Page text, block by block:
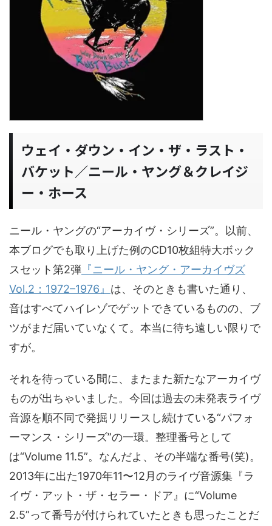
ウェイ・ダウン・イン・ザ・ラスト・
バケット／ニール・ヤング＆クレイジ
ー・ホース
ニール・ヤングの“アーカイヴ・シリーズ”。以前、
本ブログでも取り上げた例のCD10枚組特大ボック
スセット第2弾 『ニール・ヤング・アーカイヴズ
Vol.2：1972–1976』 は、そのときも書いた通り、
音はすべてハイレゾでゲットできているものの、ブ
ツがまだ届いていなくて。本当に待ち遠しい限りで
すが。
それを待っている間に、またまた新たなアーカイヴ
ものが出ちゃいました。今回は過去の未発表ライヴ
音源を順不同で発掘リリースし続けている“パフォ
ーマンス・シリーズ”の一環。整理番号として
は“Volume 11.5”。なんだよ、その半端な番号(笑)。
2013年に出た1970年11〜12月のライヴ音源集『ラ
イヴ・アット・ザ・セラー・ドア』に“Volume
2.5”って番号が付けられていたときも思ったことだ